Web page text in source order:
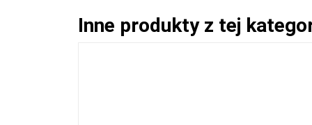
Inne produkty z tej